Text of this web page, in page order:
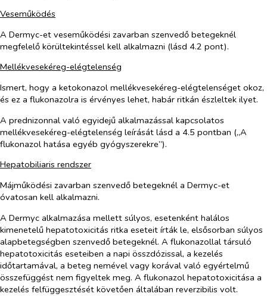
Veseműködés
A Dermyc-et veseműködési zavarban szenvedő betegeknél
megfelelő körültekintéssel kell alkalmazni (lásd 4.2 pont).
Mellékvesekéreg-elégtelenség
Ismert, hogy a ketokonazol mellékvesekéreg-elégtelenséget okoz,
és ez a flukonazolra is érvényes lehet, habár ritkán észleltek ilyet.
A prednizonnal való egyidejű alkalmazással kapcsolatos
mellékvesekéreg-elégtelenség leírását lásd a 4.5 pontban („A
flukonazol hatása egyéb gyógyszerekre”).
Hepatobiliaris rendszer
Májműködési zavarban szenvedő betegeknél a Dermyc-et
óvatosan kell alkalmazni.
A Dermyc alkalmazása mellett súlyos, esetenként halálos
kimenetelű hepatotoxicitás ritka eseteit írták le, elsősorban súlyos
alapbetegségben szenvedő betegeknél. A flukonazollal társuló
hepatotoxicitás eseteiben a napi összdózissal, a kezelés
időtartamával, a beteg nemével vagy korával való egyértelmű
összefüggést nem figyeltek meg. A flukonazol hepatotoxicitása a
kezelés felfüggesztését követően általában reverzibilis volt.